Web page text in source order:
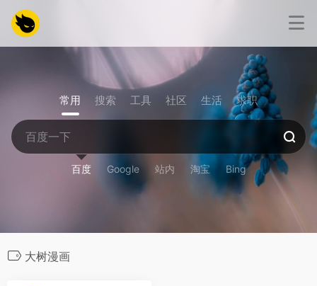
常用 搜索 工具 社区 生活 求职
百度 Google 站内 淘宝 Bing
大树漫画